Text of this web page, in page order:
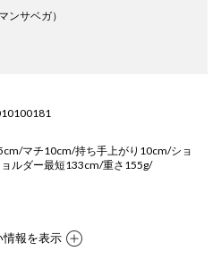
ンサベガ）
マチ10cm/持ち手上がり10cm/ショ
ルダー最短133cm/重さ155g/
情報を表示